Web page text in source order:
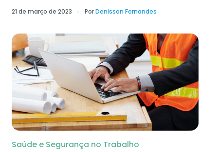
21 de março de 2023 PorDenisson Fernandes
Saúde e Segurança no Trabalho